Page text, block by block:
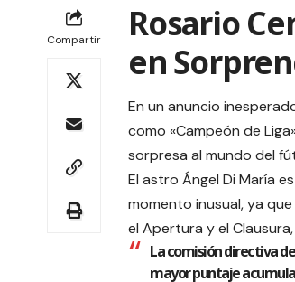
Compartir
Rosario
en
En un anuncio
como «Campeón de
sorpresa al mundo del
El astro Ángel Di María
momento inusual, ya
el Apertura y el
La comisión directiva
mayor puntaje